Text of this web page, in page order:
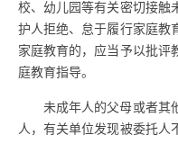
校、幼儿园等有关密切接触
护人拒绝、怠于履行家庭教
家庭教育的，应当予以批评
庭教育指导。
未成年人的父母或者其
人，有关单位发现被委托人